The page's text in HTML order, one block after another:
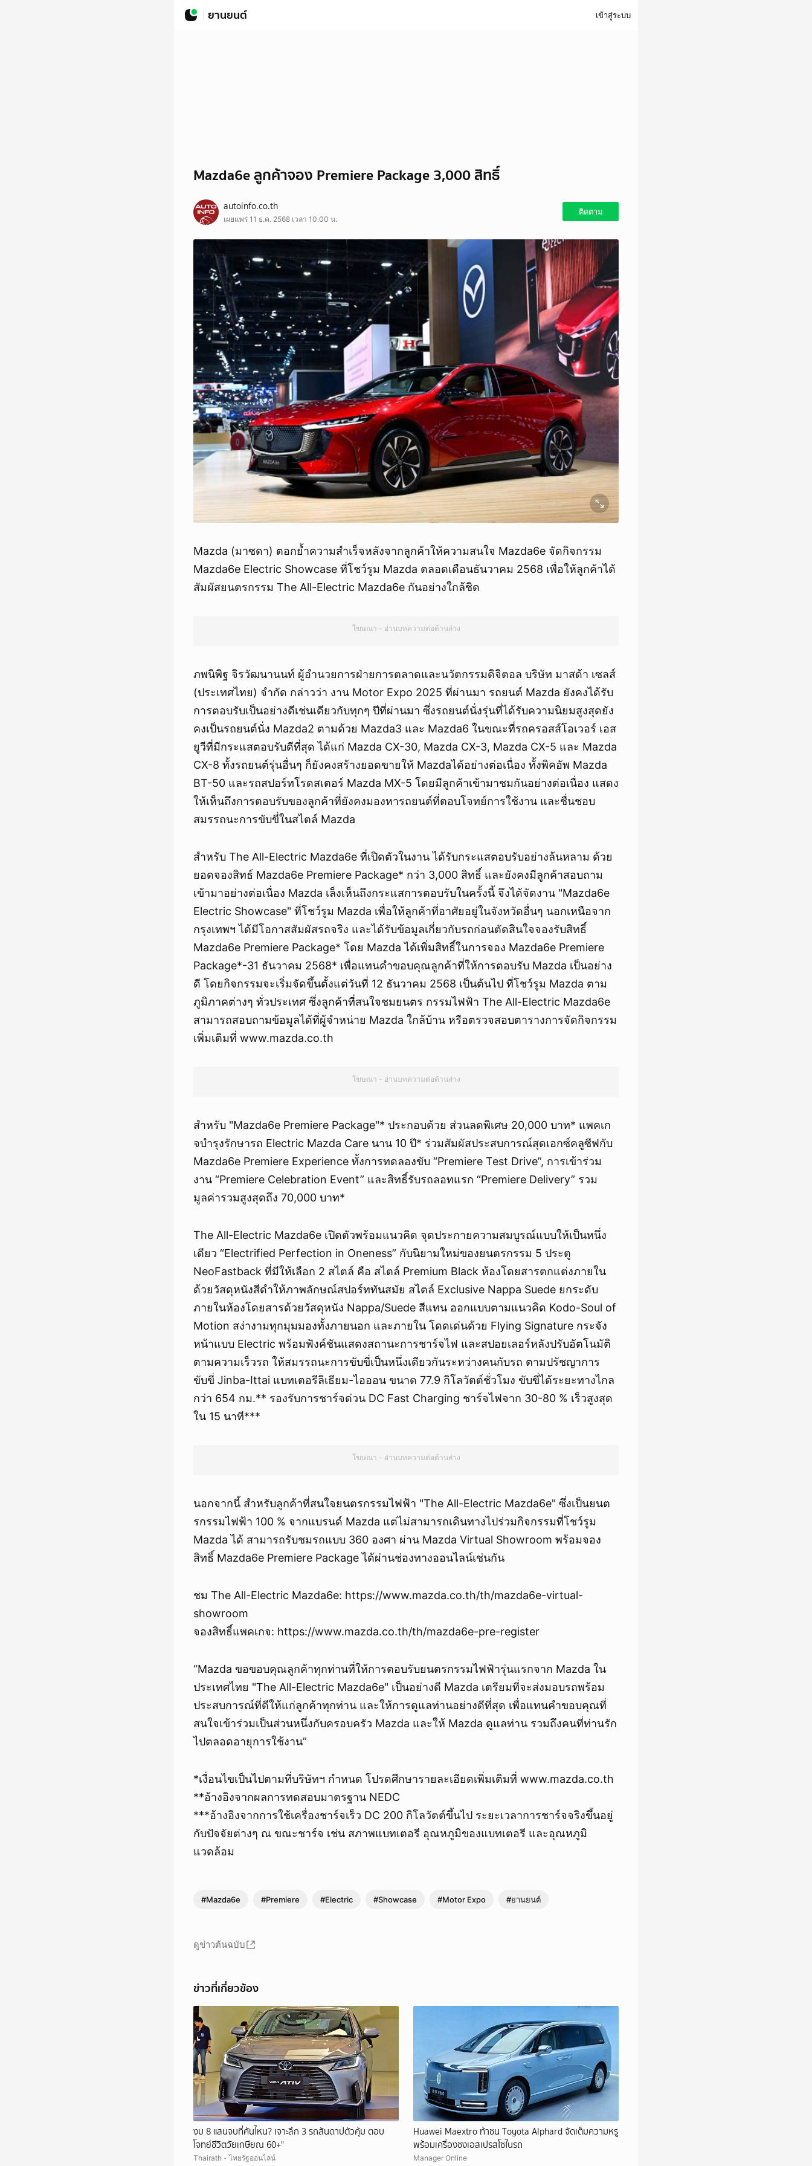
ยานยนต์ เข้าสู่ระบบ
Mazda6e ลูกค้าจอง Premiere Package 3,000 สิทธิ์
autoinfo.co.th
เผยแพร่ 11 ธ.ค. 2568 เวลา 10.00 น.
ติดตาม
Mazda (มาซดา) ตอกย้ำความสำเร็จหลังจากลูกค้าให้ความสนใจ Mazda6e จัดกิจกรรม
Mazda6e Electric Showcase ที่โชว์รูม Mazda ตลอดเดือนธันวาคม 2568 เพื่อให้ลูกค้าได้
สัมผัสยนตรกรรม The All-Electric Mazda6e กันอย่างใกล้ชิด
โฆษณา - อ่านบทความต่อด้านล่าง
ภพนิพิฐ จิรวัฒนานนท์ ผู้อำนวยการฝ่ายการตลาดและนวัตกรรมดิจิตอล บริษัท มาสด้า เซลส์
(ประเทศไทย) จำกัด กล่าวว่า งาน Motor Expo 2025 ที่ผ่านมา รถยนต์ Mazda ยังคงได้รับ
การตอบรับเป็นอย่างดีเช่นเดียวกับทุกๆ ปีที่ผ่านมา ซึ่งรถยนต์นั่งรุ่นที่ได้รับความนิยมสูงสุดยัง
คงเป็นรถยนต์นั่ง Mazda2 ตามด้วย Mazda3 และ Mazda6 ในขณะที่รถครอสส์โอเวอร์ เอส
ยูวีที่มีกระแสตอบรับดีที่สุด ได้แก่ Mazda CX-30, Mazda CX-3, Mazda CX-5 และ Mazda
CX-8 ทั้งรถยนต์รุ่นอื่นๆ ก็ยังคงสร้างยอดขายให้ Mazdaได้อย่างต่อเนื่อง ทั้งพิคอัพ Mazda
BT-50 และรถสปอร์ทโรดสเตอร์ Mazda MX-5 โดยมีลูกค้าเข้ามาชมกันอย่างต่อเนื่อง แสดง
ให้เห็นถึงการตอบรับของลูกค้าที่ยังคงมองหารถยนต์ที่ตอบโจทย์การใช้งาน และชื่นชอบ
สมรรถนะการขับขี่ในสไตล์ Mazda
สำหรับ The All-Electric Mazda6e ที่เปิดตัวในงาน ได้รับกระแสตอบรับอย่างล้นหลาม ด้วย
ยอดจองสิทธ์ Mazda6e Premiere Package* กว่า 3,000 สิทธิ์ และยังคงมีลูกค้าสอบถาม
เข้ามาอย่างต่อเนื่อง Mazda เล็งเห็นถึงกระแสการตอบรับในครั้งนี้ จึงได้จัดงาน "Mazda6e
Electric Showcase" ที่โชว์รูม Mazda เพื่อให้ลูกค้าที่อาศัยอยู่ในจังหวัดอื่นๆ นอกเหนือจาก
กรุงเทพฯ ได้มีโอกาสสัมผัสรถจริง และได้รับข้อมูลเกี่ยวกับรถก่อนตัดสินใจจองรับสิทธิ์
Mazda6e Premiere Package* โดย Mazda ได้เพิ่มสิทธิ์ในการจอง Mazda6e Premiere
Package*-31 ธันวาคม 2568* เพื่อแทนคำขอบคุณลูกค้าที่ให้การตอบรับ Mazda เป็นอย่าง
ดี โดยกิจกรรมจะเริ่มจัดขึ้นตั้งแต่วันที่ 12 ธันวาคม 2568 เป็นต้นไป ที่โชว์รูม Mazda ตาม
ภูมิภาคต่างๆ ทั่วประเทศ ซึ่งลูกค้าที่สนใจชมยนตร กรรมไฟฟ้า The All-Electric Mazda6e
สามารถสอบถามข้อมูลได้ที่ผู้จำหน่าย Mazda ใกล้บ้าน หรือตรวจสอบตารางการจัดกิจกรรม
เพิ่มเติมที่ www.mazda.co.th
โฆษณา - อ่านบทความต่อด้านล่าง
สำหรับ "Mazda6e Premiere Package"* ประกอบด้วย ส่วนลดพิเศษ 20,000 บาท* แพคเก
จบำรุงรักษารถ Electric Mazda Care นาน 10 ปี* ร่วมสัมผัสประสบการณ์สุดเอกซ์คลูซีฟกับ
Mazda6e Premiere Experience ทั้งการทดลองขับ “Premiere Test Drive”, การเข้าร่วม
งาน “Premiere Celebration Event” และสิทธิ์รับรถลอทแรก “Premiere Delivery” รวม
มูลค่ารวมสูงสุดถึง 70,000 บาท*
The All-Electric Mazda6e เปิดตัวพร้อมแนวคิด จุดประกายความสมบูรณ์แบบให้เป็นหนึ่ง
เดียว “Electrified Perfection in Oneness” กับนิยามใหม่ของยนตรกรรม 5 ประตู
NeoFastback ที่มีให้เลือก 2 สไตล์ คือ สไตล์ Premium Black ห้องโดยสารตกแต่งภายใน
ด้วยวัสดุหนังสีดำให้ภาพลักษณ์สปอร์ททันสมัย สไตล์ Exclusive Nappa Suede ยกระดับ
ภายในห้องโดยสารด้วยวัสดุหนัง Nappa/Suede สีแทน ออกแบบตามแนวคิด Kodo-Soul of
Motion สง่างามทุกมุมมองทั้งภายนอก และภายใน โดดเด่นด้วย Flying Signature กระจัง
หน้าแบบ Electric พร้อมฟังค์ชันแสดงสถานะการชาร์จไฟ และสปอยเลอร์หลังปรับอัตโนมัติ
ตามความเร็วรถ ให้สมรรถนะการขับขี่เป็นหนึ่งเดียวกันระหว่างคนกับรถ ตามปรัชญาการ
ขับขี่ Jinba-Ittai แบทเตอรีลิเธียม-ไอออน ขนาด 77.9 กิโลวัตต์ชั่วโมง ขับขี่ได้ระยะทางไกล
กว่า 654 กม.** รองรับการชาร์จด่วน DC Fast Charging ชาร์จไฟจาก 30-80 % เร็วสูงสุด
ใน 15 นาที***
โฆษณา - อ่านบทความต่อด้านล่าง
นอกจากนี้ สำหรับลูกค้าที่สนใจยนตรกรรมไฟฟ้า "The All-Electric Mazda6e" ซึ่งเป็นยนต
รกรรมไฟฟ้า 100 % จากแบรนด์ Mazda แต่ไม่สามารถเดินทางไปร่วมกิจกรรมที่โชว์รูม
Mazda ได้ สามารถรับชมรถแบบ 360 องศา ผ่าน Mazda Virtual Showroom พร้อมจอง
สิทธิ์ Mazda6e Premiere Package ได้ผ่านช่องทางออนไลน์เช่นกัน
ชม The All-Electric Mazda6e: https://www.mazda.co.th/th/mazda6e-virtual-
showroom
จองสิทธิ์แพคเกจ: https://www.mazda.co.th/th/mazda6e-pre-register
“Mazda ขอขอบคุณลูกค้าทุกท่านที่ให้การตอบรับยนตรกรรมไฟฟ้ารุ่นแรกจาก Mazda ใน
ประเทศไทย "The All-Electric Mazda6e" เป็นอย่างดี Mazda เตรียมที่จะส่งมอบรถพร้อม
ประสบการณ์ที่ดีให้แก่ลูกค้าทุกท่าน และให้การดูแลท่านอย่างดีที่สุด เพื่อแทนคำขอบคุณที่
สนใจเข้าร่วมเป็นส่วนหนึ่งกับครอบครัว Mazda และให้ Mazda ดูแลท่าน รวมถึงคนที่ท่านรัก
ไปตลอดอายุการใช้งาน”
*เงื่อนไขเป็นไปตามที่บริษัทฯ กำหนด โปรดศึกษารายละเอียดเพิ่มเติมที่ www.mazda.co.th
**อ้างอิงจากผลการทดสอบมาตรฐาน NEDC
***อ้างอิงจากการใช้เครื่องชาร์จเร็ว DC 200 กิโลวัตต์ขึ้นไป ระยะเวลาการชาร์จจริงขึ้นอยู่
กับปัจจัยต่างๆ ณ ขณะชาร์จ เช่น สภาพแบทเตอรี อุณหภูมิของแบทเตอรี และอุณหภูมิ
แวดล้อม
#Mazda6e #Premiere #Electric #Showcase #Motor Expo #ยานยนต์
ดูข่าวต้นฉบับ
ข่าวที่เกี่ยวข้อง
งบ 8 แสนจบที่คันไหน? เจาะลึก 3 รถสันดาปตัวคุ้ม ตอบ
โจทย์ชีวิตวัยเกษียณ 60+"
Thairath - ไทยรัฐออนไลน์
Huawei Maextro ท้าชน Toyota Alphard จัดเต็มความหรู
พร้อมเครื่องชงเอสเปรสโซในรถ
Manager Online
ยกเลิก